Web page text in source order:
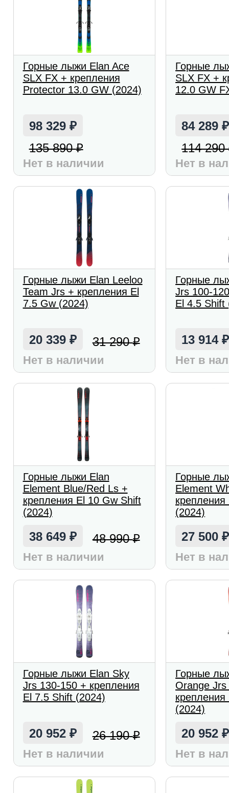
Горные лыжи Elan Ace
SLX FX + крепления
Protector 13.0 GW (2024)
98 329 ₽
135 890₽
Нет в наличии
Горные
SLX FX +
12.0 GW
84 289₽
114 290
Нет в
Горные лыжи Elan Leeloo
Team Jrs + крепления El
7.5 Gw (2024)
20 339 ₽ 31 290₽
Нет в наличии
Горные
Jrs 100-
El 4.5 Shift
13 914₽
Нет в
Горные лыжи Elan
Element Blue/Red Ls +
крепления El 10 Gw Shift
(2024)
38 649 ₽ 48 990₽
Нет в наличии
Горные
Element
(2024)
27 500₽
Нет в
Горные лыжи Elan Sky
Jrs 130-150 + крепления
El 7.5 Shift (2024)
20 952 ₽ 26 190₽
Нет в наличии
Горные
Orange
(2024)
20 952₽
Нет в